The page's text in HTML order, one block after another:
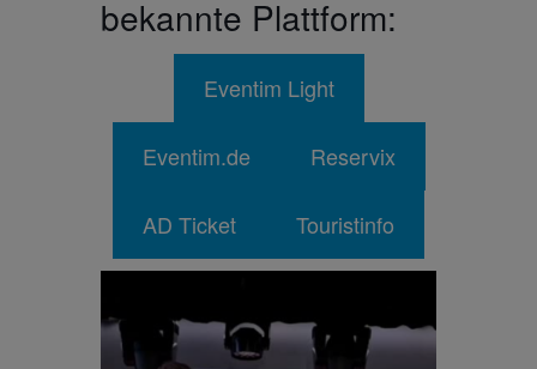
bekannte Plattform:
Eventim Light
Eventim.de Reservix
AD Ticket Touristinfo